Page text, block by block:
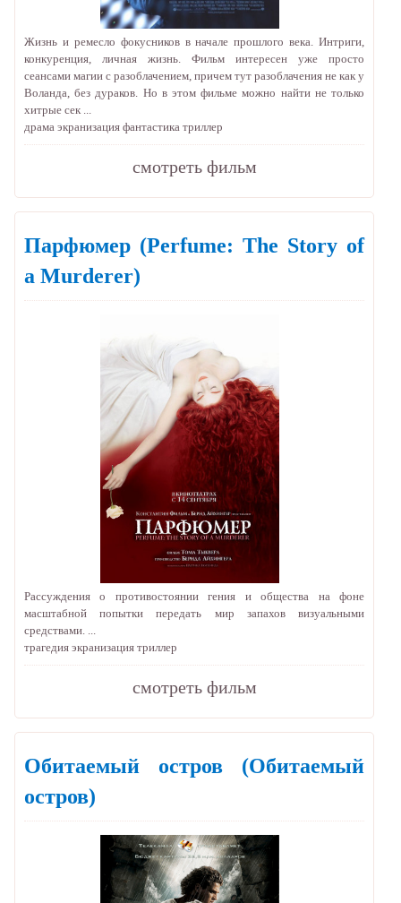
Жизнь и ремесло фокусников в начале прошлого века. Интриги,
конкуренция, личная жизнь. Фильм интересен уже просто
сеансами магии с разоблачением, причем тут разоблачения не как у
Воланда, без дураков. Но в этом фильме можно найти не только
хитрые сек ...
драма экранизация фантастика триллер
cмотреть фильм
Парфюмер (Perfume: The Story of
a Murderer)
Рассуждения о противостоянии гения и общества на фоне
масштабной попытки передать мир запахов визуальными
средствами. ...
трагедия экранизация триллер
cмотреть фильм
Обитаемый остров (Обитаемый
остров)